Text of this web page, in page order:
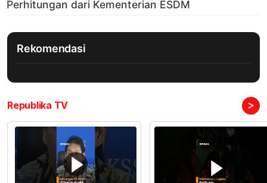
Rekomendasi
Republika TV >